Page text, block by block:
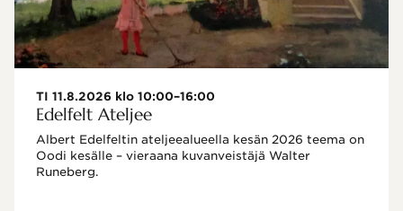
TI 11.8.2026 klo 10:00–16:00
Edelfelt Ateljee
Albert Edelfeltin ateljeealueella kesän 2026 teema on
Oodi kesälle – vieraana kuvanveistäjä Walter